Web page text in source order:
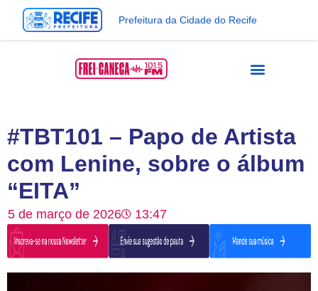
Prefeitura da Cidade do Recife
#TBT101 – Papo de Artista
com Lenine, sobre o álbum
“EITA”
5 de março de 2026 13:47